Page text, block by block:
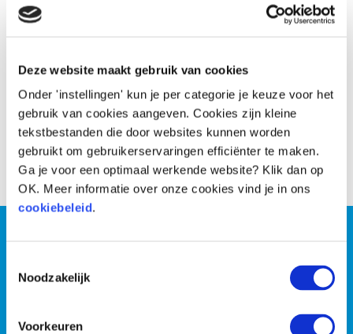
Deze website maakt gebruik van cookies
Onder 'instellingen' kun je per categorie je keuze voor het
gebruik van cookies aangeven. Cookies zijn kleine
tekstbestanden die door websites kunnen worden
gebruikt om gebruikerservaringen efficiënter te maken.
Ga je voor een optimaal werkende website? Klik dan op
OK. Meer informatie over onze cookies vind je in ons
cookiebeleid.
Noodzakelijk
Voorkeuren
Voor Na
of wil je liever met z’n
tweeën de strijd tegen de